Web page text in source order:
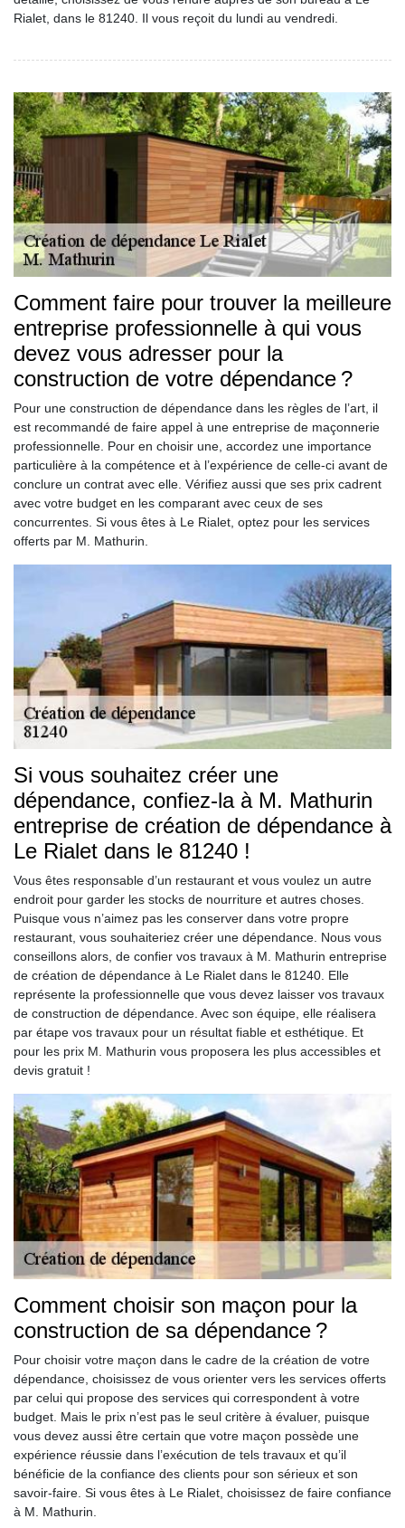
Rialet, dans le 81240. Il vous reçoit du lundi au vendredi.
Comment faire pour trouver la meilleure
entreprise professionnelle à qui vous
devez vous adresser pour la
construction de votre dépendance ?
Pour une construction de dépendance dans les règles de l’art, il
est recommandé de faire appel à une entreprise de maçonnerie
professionnelle. Pour en choisir une, accordez une importance
particulière à la compétence et à l’expérience de celle-ci avant de
conclure un contrat avec elle. Vérifiez aussi que ses prix cadrent
avec votre budget en les comparant avec ceux de ses
concurrentes. Si vous êtes à Le Rialet, optez pour les services
offerts par M. Mathurin.
Si vous souhaitez créer une
dépendance, confiez-la à M. Mathurin
entreprise de création de dépendance à
Le Rialet dans le 81240 !
Vous êtes responsable d’un restaurant et vous voulez un autre
endroit pour garder les stocks de nourriture et autres choses.
Puisque vous n’aimez pas les conserver dans votre propre
restaurant, vous souhaiteriez créer une dépendance. Nous vous
conseillons alors, de confier vos travaux à M. Mathurin entreprise
de création de dépendance à Le Rialet dans le 81240. Elle
représente la professionnelle que vous devez laisser vos travaux
de construction de dépendance. Avec son équipe, elle réalisera
par étape vos travaux pour un résultat fiable et esthétique. Et
pour les prix M. Mathurin vous proposera les plus accessibles et
devis gratuit !
Comment choisir son maçon pour la
construction de sa dépendance ?
Pour choisir votre maçon dans le cadre de la création de votre
dépendance, choisissez de vous orienter vers les services offerts
par celui qui propose des services qui correspondent à votre
budget. Mais le prix n’est pas le seul critère à évaluer, puisque
vous devez aussi être certain que votre maçon possède une
expérience réussie dans l’exécution de tels travaux et qu’il
bénéficie de la confiance des clients pour son sérieux et son
savoir-faire. Si vous êtes à Le Rialet, choisissez de faire confiance
à M. Mathurin.